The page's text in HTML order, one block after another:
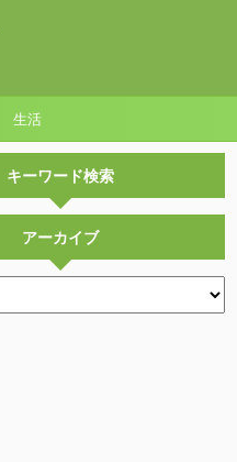
生活
キーワード検索
アーカイブ